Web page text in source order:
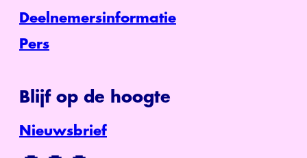
Deelnemersinformatie
Pers
Blijf op de hoogte
Nieuwsbrief